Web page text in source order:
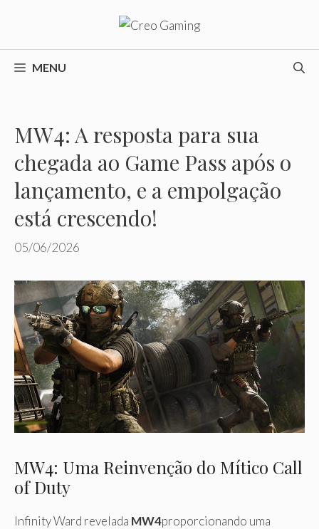
o
conteúdoMENU
MW4: A resposta para sua
chegada ao Game Pass após o
lançamento, e a empolgação
está crescendo!
05/06/2026
MW4: Uma Reinvenção do Mítico Call
of Duty
Infinity Ward revelada MW4proporcionando uma